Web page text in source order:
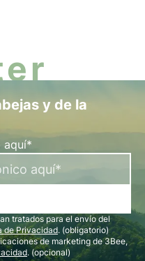
y de la
aquí*
tratados para el envío del
de Privacidad. (obligatorio)
de marketing de 3Bee,
. (opcional)